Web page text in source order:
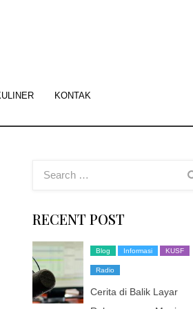
KONTAK
RECENT POST
Blog Informasi KUSF
Radio
Cerita di Balik Layar